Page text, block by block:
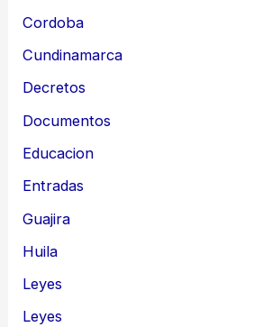
Cordoba
Cundinamarca
Decretos
Documentos
Educacion
Entradas
Guajira
Huila
Leyes
Leyes